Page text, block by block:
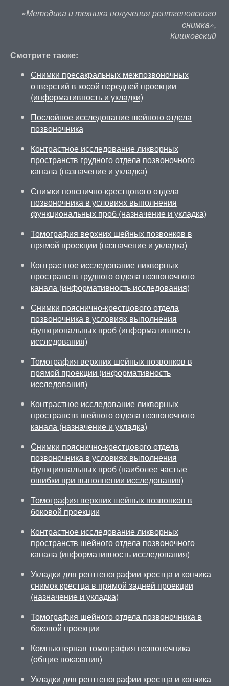
«Методика и техника получения рентгеновского
снимка»,
Кишковский
Смотрите также:
Снимки пресакральных межпозвоночных
отверстий в косой передней проекции
(информативность и укладки)
Послойное исследование шейного отдела
позвоночника
Контрастное исследование ликворных
пространств грудного отдела позвоночного
канала (назначение и укладка)
Снимки пояснично-крестцового отдела
позвоночника в условиях выполнения
функциональных проб (назначение и укладка)
Томография верхних шейных позвонков в
прямой проекции (назначение и укладка)
Контрастное исследование ликворных
пространств грудного отдела позвоночного
канала (информативность исследования)
Снимки пояснично-крестцового отдела
позвоночника в условиях выполнения
функциональных проб (информативность
исследования)
Томография верхних шейных позвонков в
прямой проекции (информативность
исследования)
Контрастное исследование ликворных
пространств шейного отдела позвоночного
канала (назначение и укладка)
Снимки пояснично-крестцового отдела
позвоночника в условиях выполнения
функциональных проб (наиболее частые
ошибки при выполнении исследования)
Томография верхних шейных позвонков в
боковой проекции
Контрастное исследование ликворных
пространств шейного отдела позвоночного
канала (информативность исследования)
Укладки для рентгенографии крестца и копчика
снимок крестца в прямой задней проекции
(назначение и укладка)
Томография шейного отдела позвоночника в
боковой проекции
Компьютерная томография позвоночника
(общие показания)
Укладки для рентгенографии крестца и копчика